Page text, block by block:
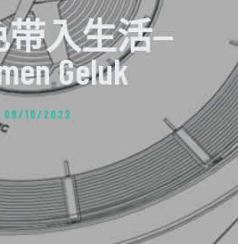
入生活--
Geluk
08/10/2022